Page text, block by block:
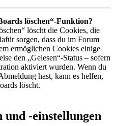
löschen“-Funktion?
löscht die Cookies, die
sorgen, dass du im Forum
ermöglichen Cookies einige
den „Gelesen“-Status – sofern
aktiviert wurden. Wenn du
hast, kann es helfen,
löscht.
-einstellungen